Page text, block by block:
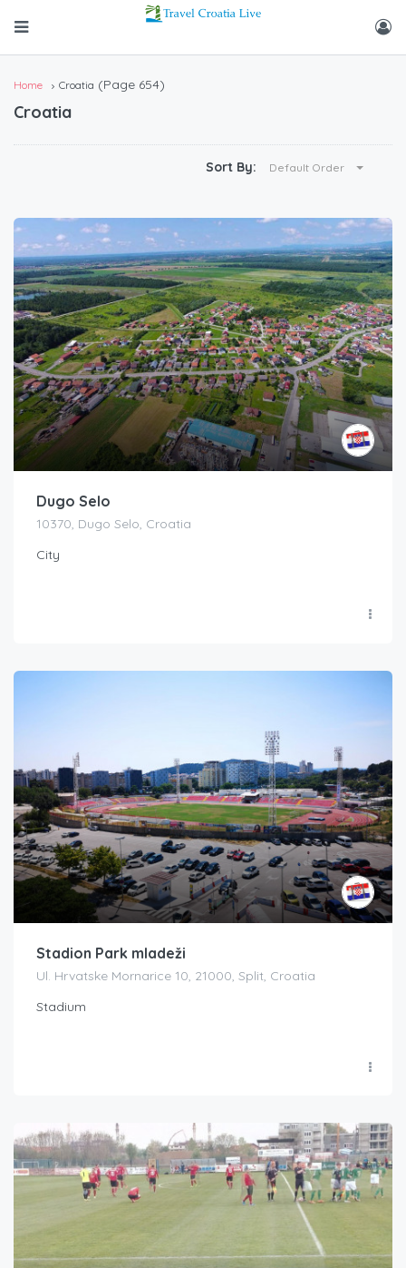
Home Croatia (Page 654)
Croatia
Sort By: Default Order
Dugo Selo
10370, Dugo Selo, Croatia
City
Stadion Park mladeži
Ul. Hrvatske Mornarice 10, 21000, Split, Croatia
Stadium